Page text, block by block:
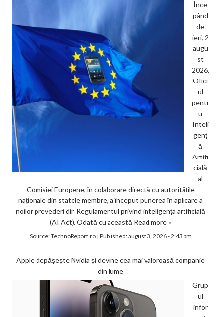
Înce
pând
de
ieri, 2
augu
st
2026,
Ofici
ul
pentr
u
Inteli
genț
ă
Artifi
cială
al
Comisiei Europene, în colaborare directă cu autoritățile
naționale din statele membre, a început punerea în aplicare a
noilor prevederi din Regulamentul privind inteligența artificială
(AI Act). Odată cu această Read more »
Source:TechnoReport.ro| Published:august 3, 2026 - 2:43 pm
Apple depășește Nvidia și devine cea mai valoroasă companie
din lume
Grup
ul
infor